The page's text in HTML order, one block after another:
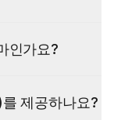
인가요?
제공하나요?